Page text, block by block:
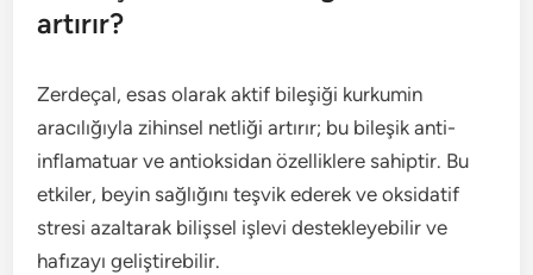
artırır?
Zerdeçal, esas olarak aktif bileşiği kurkumin
aracılığıyla zihinsel netliği artırır; bu bileşik anti-
inflamatuar ve antioksidan özelliklere sahiptir. Bu
etkiler, beyin sağlığını teşvik ederek ve oksidatif
stresi azaltarak bilişsel işlevi destekleyebilir ve
hafızayı geliştirebilir.